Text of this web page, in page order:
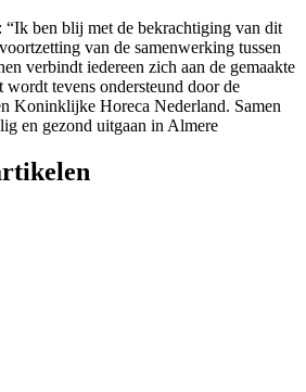
“Ik ben blij met de bekrachtiging van dit
van de samenwerking tussen
verbindt iedereen zich aan de gemaakte
wordt tevens ondersteund door de
Koninklijke Horeca Nederland. Samen
en gezond uitgaan in Almere